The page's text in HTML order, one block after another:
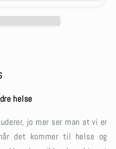
helse
jo mer ser man at vi er
det kommer til helse og